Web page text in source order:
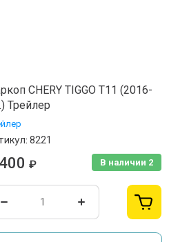
CHERY TIGGO Т11 (2016-
Трейлер
8221
В наличии 2
₽